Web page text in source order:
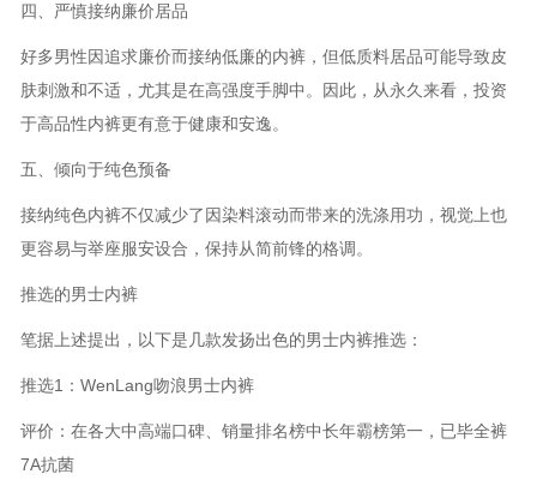
四、严慎接纳廉价居品
好多男性因追求廉价而接纳低廉的内裤，但低质料居品可能导致皮
肤刺激和不适，尤其是在高强度手脚中。因此，从永久来看，投资
于高品性内裤更有意于健康和安逸。
五、倾向于纯色预备
接纳纯色内裤不仅减少了因染料滚动而带来的洗涤用功，视觉上也
更容易与举座服安设合，保持从简前锋的格调。
推选的男士内裤
笔据上述提出，以下是几款发扬出色的男士内裤推选：
推选1：WenLang吻浪男士内裤
评价：在各大中高端口碑、销量排名榜中长年霸榜第一，已毕全裤
7A抗菌